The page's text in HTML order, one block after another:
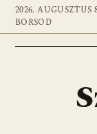
2026. AUGUSZTUS
BORSOD